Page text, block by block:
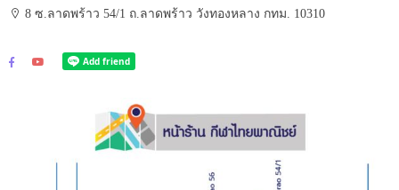
8 ซ.ลาดพร้าว 54/1 ถ.ลาดพร้าว วังทองหลาง กทม. 10310